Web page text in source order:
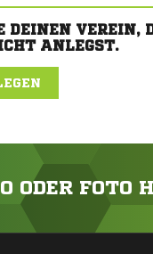
DEINEN
ANLEGST.
ODER FOTO